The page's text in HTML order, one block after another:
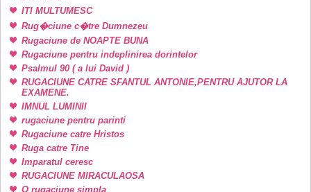
ITI MULTUMESC
Rug�ciune c�tre Dumnezeu
Rugaciune de NOAPTE BUNA
Rugaciune pentru indeplinirea dorintelor
Psalmul 90 ( a lui David )
RUGACIUNE CATRE SFANTUL ANTONIE,PENTRU AJUTOR LA
EXAMENE.
IMNUL LUMINII
rugaciune pentru parinti
Rugaciune catre Hristos
Ruga catre Tine
Imparatul ceresc
RUGACIUNE MIRACULAOSA
O rugaciune simpla